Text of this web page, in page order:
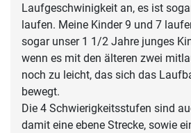
Laufgeschwinigkeit an, es ist
laufen. Meine Kinder 9 und 7
sogar unser 1 1/2 Jahre junges
wenn es mit den älteren zwei
noch zu leicht, das sich das
bewegt.
Die 4 Schwierigkeitsstufen sind
damit eine ebene Strecke, sowie